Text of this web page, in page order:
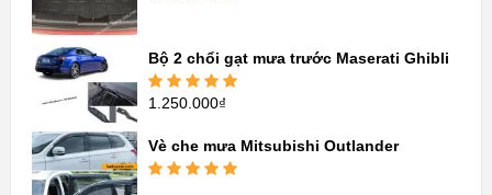
sao
Bộ 2 chổi gạt mưa trước Maserati Ghibli
Được xếp
sao
1.250.000₫
Vè che mưa Mitsubishi Outlander